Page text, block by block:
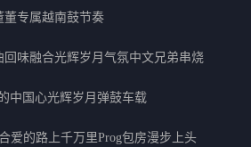
董专属越南鼓节奏
味融合光辉岁月气氛中文兄弟串烧
中国心光辉岁月弹鼓车载
爱的路上千万里Prog包房漫步上头